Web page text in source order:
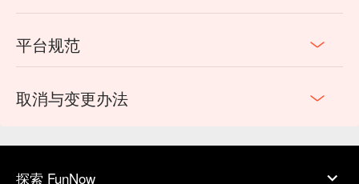
平台规范
取消与变更办法
探索 FunNow